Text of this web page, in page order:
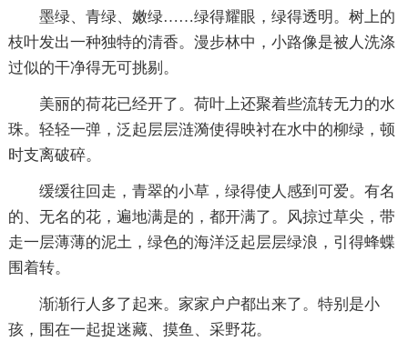
墨绿、青绿、嫩绿……绿得耀眼，绿得透明。树上的
枝叶发出一种独特的清香。漫步林中，小路像是被人洗涤
过似的干净得无可挑剔。
美丽的荷花已经开了。荷叶上还聚着些流转无力的水
珠。轻轻一弹，泛起层层涟漪使得映衬在水中的柳绿，顿
时支离破碎。
缓缓往回走，青翠的小草，绿得使人感到可爱。有名
的、无名的花，遍地满是的，都开满了。风掠过草尖，带
走一层薄薄的泥土，绿色的海洋泛起层层绿浪，引得蜂蝶
围着转。
渐渐行人多了起来。家家户户都出来了。特别是小
孩，围在一起捉迷藏、摸鱼、采野花。